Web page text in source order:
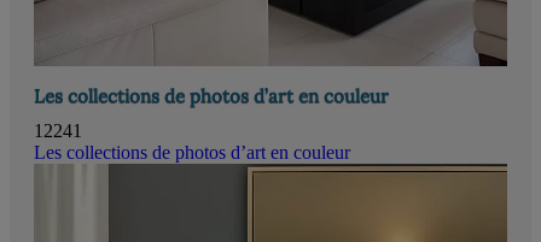
Les collections de photos d’art en couleur
12241
Les collections de photos d’art en couleur